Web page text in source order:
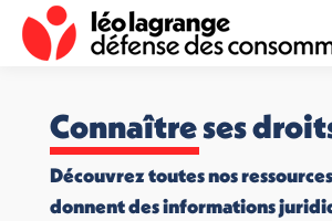
Connaître ses
Découvrez toutes nos
donnent des informations